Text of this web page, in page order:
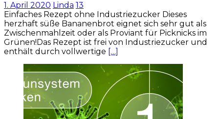
1. April 2020 Linda 13
Einfaches Rezept ohne Industriezucker Dieses
herzhaft süße Bananenbrot eignet sich sehr gut als
Zwischenmahlzeit oder als Proviant für Picknicks im
Grünen!Das Rezept ist frei von Industriezucker und
enthält durch vollwertige […]